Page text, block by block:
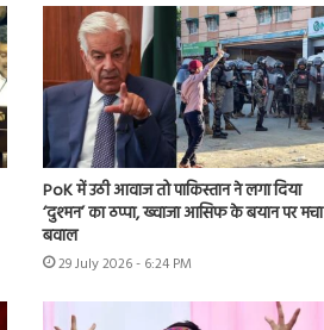
PoK में उठी आवाज तो पाकिस्तान ने लगा दिया
‘दुश्मन’ का ठप्पा, ख्वाजा आसिफ के बयान पर मचा
बवाल
29 July 2026 - 6:24 PM